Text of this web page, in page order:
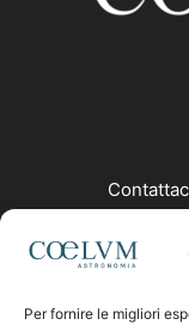
Per fornire le migliori